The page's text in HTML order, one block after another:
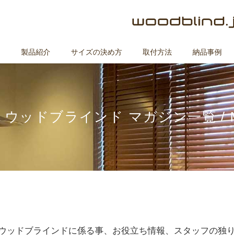
製品紹介 サイズの決め方 取付方法 納品事例
ウッドブラインド マガジン一覧/
ッドブラインドに係る事、お役立ち情報、スタッフの独